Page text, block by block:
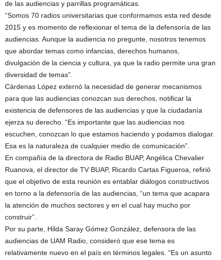
de las audiencias y parrillas programáticas.
“Somos 70 radios universitarias que conformamos esta red desde
2015 y es momento de reflexionar el tema de la defensoría de las
audiencias. Aunque la audiencia no pregunte, nosotros tenemos
que abordar temas como infancias, derechos humanos,
divulgación de la ciencia y cultura, ya que la radio permite una gran
diversidad de temas”.
Cárdenas López externó la necesidad de generar mecanismos
para que las audiencias conozcan sus derechos, notificar la
existencia de defensores de las audiencias y que la ciudadanía
ejerza su derecho. “Es importante que las audiencias nos
escuchen, conozcan lo que estamos haciendo y podamos dialogar.
Esa es la naturaleza de cualquier medio de comunicación”.
En compañía de la directora de Radio BUAP, Angélica Chevalier
Ruanova, el director de TV BUAP, Ricardo Cartas Figueroa, refirió
que el objetivo de esta reunión es entablar diálogos constructivos
en torno a la defensoría de las audiencias, “un tema que acapara
la atención de muchos sectores y en el cual hay mucho por
construir”.
Por su parte, Hilda Saray Gómez González, defensora de las
audiencias de UAM Radio, consideró que ese tema es
relativamente nuevo en el país en términos legales. “Es un asunto